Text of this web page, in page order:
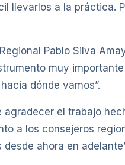
llevarlos a la práctica.
Pablo Silva
muy
dónde vamos”.
agradecer el trabajo
a los consejeros
desde ahora en